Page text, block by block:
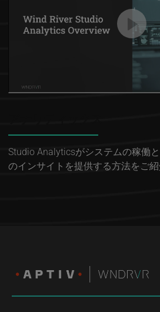
Studio Analyticsがシステムの稼働
のインサイトを提供する方法をご紹